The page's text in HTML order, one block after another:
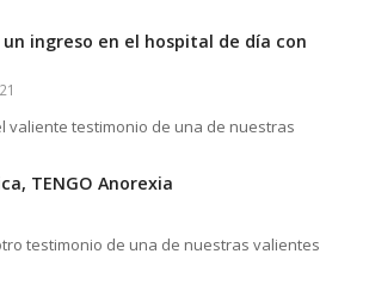
ingreso en el hospital de día con
valiente testimonio de una de nuestras
TENGO Anorexia
testimonio de una de nuestras valientes